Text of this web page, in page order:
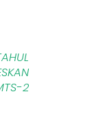
2